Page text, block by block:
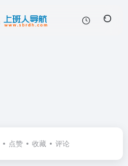
点赞 收藏 评论